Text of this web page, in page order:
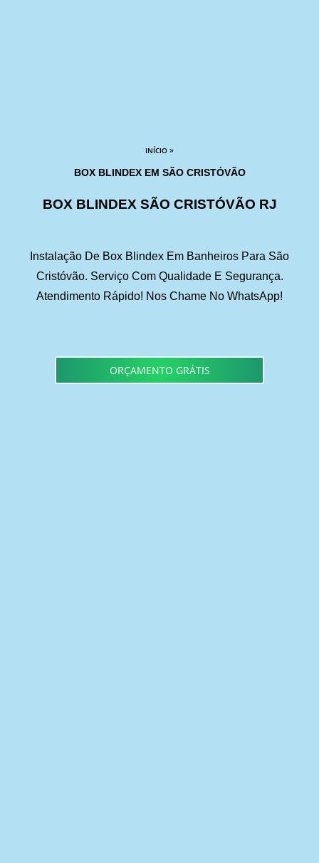
INÍCIO »
BOX BLINDEX EM SÃO CRISTÓVÃO
BOX BLINDEX SÃO CRISTÓVÃO RJ
Instalação De Box Blindex Em Banheiros Para São
Cristóvão. Serviço Com Qualidade E Segurança.
Atendimento Rápido! Nos Chame No WhatsApp!
ORÇAMENTO GRÁTIS